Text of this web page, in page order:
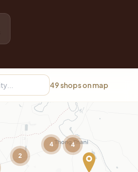
49 shops on map
2
4 4